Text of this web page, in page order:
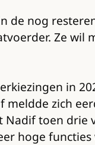
nog
Ze
in
zich
toen drie
hoge